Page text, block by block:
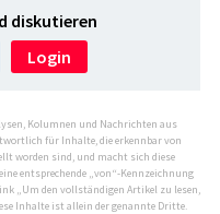
diskutieren
Login
Kolumnen und Nachrichten aus
für Inhalte, die erkennbar von
worden sind, und macht sich diese
entsprechende „von“-Kennzeichnung
„Um den vollständigen Artikel zu lesen,
Inhalte ist allein der genannte Dritte.